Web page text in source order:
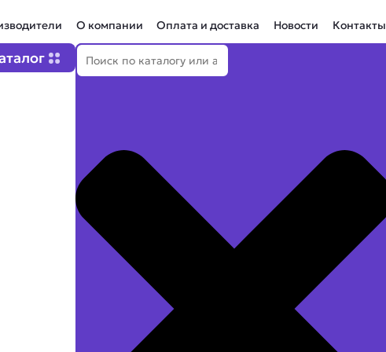
О компании Оплата и доставка Новости Контакты
Поиск
Open Каталог